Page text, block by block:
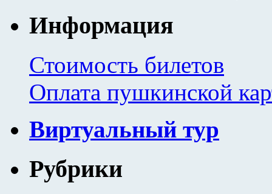
Информация
Стоимость билетов
Оплата пушкинской
Виртуальный тур
Рубрики